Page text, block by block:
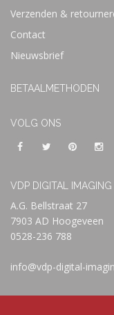
Verzenden &
Contact
Nieuwsbrief
BETAALMETHODEN
VOLG ONS
VDP DIGITAL IMAGING
A.G. Bellstraat 27
7903 AD Hoogeveen
0528-236 788
info@vdp-digital-